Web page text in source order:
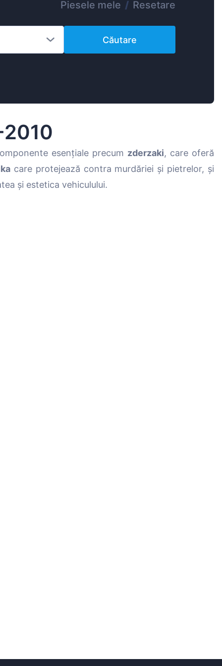
Magyar
Lietuvių
Hrvatski
Piesele mele / Resetare
Căutare
esențiale precum zderzaki, care oferă
care protejează contra murdăriei și pietrelor, și
și estetica vehiculului.